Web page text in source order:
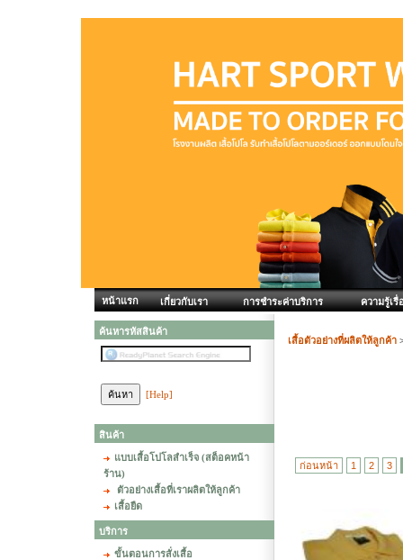
หน้าแรก เกี่ยวกับเรา การชำระค่าบริการ ความรู้เรื่
ค้นหารหัสสินค้า
[Help]
สินค้า
แบบเสื้อโปโลสำเร็จ (สต็อคหน้า
ร้าน)
ตัวอย่างเสื้อที่เราผลิตให้ลูกค้า
เสื้อยืด
บริการ
ขั้นตอนการสั่งเสื้อ
เสื้อตัวอย่างที่ผลิตให้ลูกค้า
ก่อนหน้า 1 2 3